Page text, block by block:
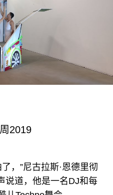
，一行人从西安出发，
属性与唐代诗人王维有
王维在此半官半隐生活
”的《辋川集》传世。
学者萧驰在《诗与它的
验。”事实上，时间在
底白字的路牌在夜幕中
，直到车穿过辋川1号
代变化，亘古的繁星已
镇，我们在当地的一间
2019
，”尼古拉斯·恩德里彻
说道，他是一名DJ和每